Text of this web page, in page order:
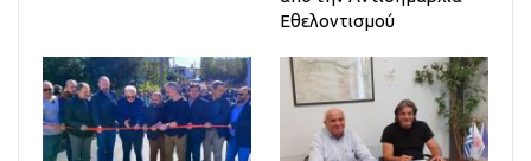
Εθελοντισμού